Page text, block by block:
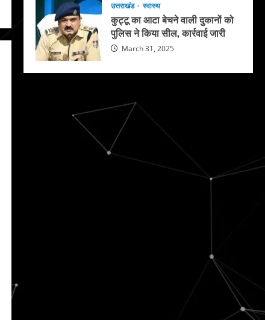
उत्तराखंड स्वास्थ
कुट्टू का आटा बेचने वाली दुकानों को
पुलिस ने किया सील, कार्रवाई जारी
March 31, 2025